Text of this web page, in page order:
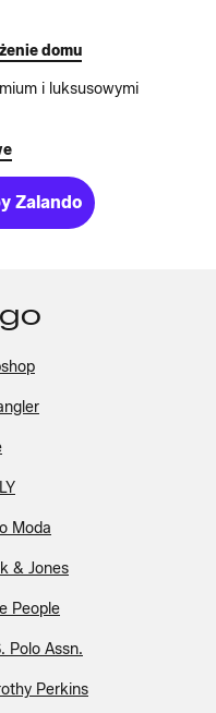
domu
i luksusowymi
Zalando
Moda
& Jones
People
Polo Assn.
Perkins